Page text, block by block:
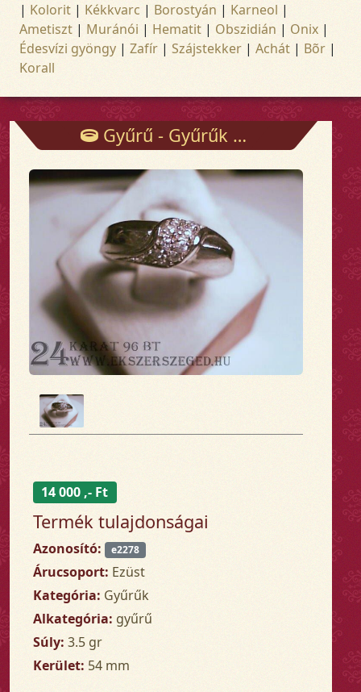
| Kolorit | Kékkvarc | Borostyán | Karneol |
Ametiszt | Muránói | Hematit | Obszidián | Onix |
Édesvízi gyöngy | Zafír | Szájstekker | Achát | Bõr |
Korall
Gyűrű - Gyűrűk - Arany és ezüst ékszerek
14 000 ,- Ft
Termék tulajdonságai
Azonosító: e2278
Árucsoport: Ezüst
Kategória: Gyűrűk
Alkategória: gyűrű
Súly: 3.5 gr
Kerület: 54 mm